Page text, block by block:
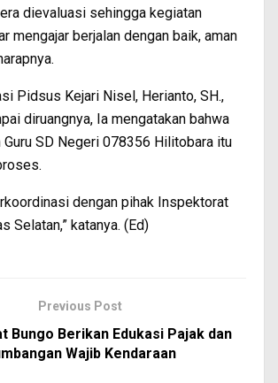
dievaluasi sehingga kegiatan
mengajar berjalan dengan baik, aman
Pidsus Kejari Nisel, Herianto, SH.,
diruangnya, Ia mengatakan bahwa
SD Negeri 078356 Hilitobara itu
dengan pihak Inspektorat
Selatan,” katanya. (Ed)
Previous Post
Bungo Berikan Edukasi Pajak dan
Wajib Kendaraan